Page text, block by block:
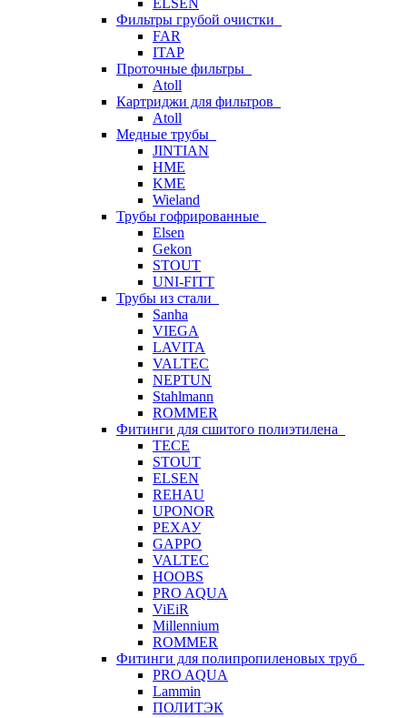
ELSEN
Фильтры грубой очистки
FAR
ITAP
Проточные фильтры
Atoll
Картриджи для фильтров
Atoll
Медные трубы
JINTIAN
HME
KME
Wieland
Трубы гофрированные
Elsen
Gekon
STOUT
UNI-FITT
Трубы из стали
Sanha
VIEGA
LAVITA
VALTEC
NEPTUN
Stahlmann
ROMMER
Фитинги для сшитого полиэтилена
TECE
STOUT
ELSEN
REHAU
UPONOR
РЕХАУ
GAPPO
VALTEC
HOOBS
PRO AQUA
ViEiR
Millennium
ROMMER
Фитинги для полипропиленовых труб
PRO AQUA
Lammin
ПОЛИТЭК